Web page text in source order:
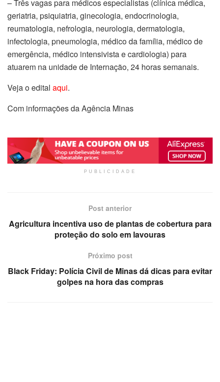
– Três vagas para médicos especialistas (clínica médica,
geriatria, psiquiatria, ginecologia, endocrinologia,
reumatologia, nefrologia, neurologia, dermatologia,
infectologia, pneumologia, médico da família, médico de
emergência, médico intensivista e cardiologia) para
atuarem na unidade de Internação, 24 horas semanais.
Veja o edital aqui.
Com informações da Agência Minas
PUBLICIDADE
Post anterior
Agricultura incentiva uso de plantas de cobertura para
proteção do solo em lavouras
Próximo post
Black Friday: Polícia Civil de Minas dá dicas para evitar
golpes na hora das compras